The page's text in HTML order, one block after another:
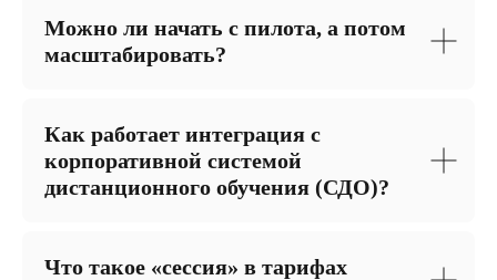
Можно ли начать с пилота, а потом
масштабировать?
Как работает интеграция с
корпоративной системой
дистанционного обучения (СДО)?
Что такое «сессия» в тарифах